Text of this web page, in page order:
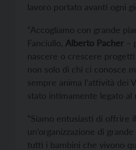
lavoro portato avanti ogni
“Accogliamo con grande
Fanciullo, Alberto Pacher –
nascere o crescere
non solo di chi ci conosce
sempre anima l’attività dei
stato intimamente legato al
“Siamo entusiasti di offrire
un’organizzazione di
tutti i bambini che vivono